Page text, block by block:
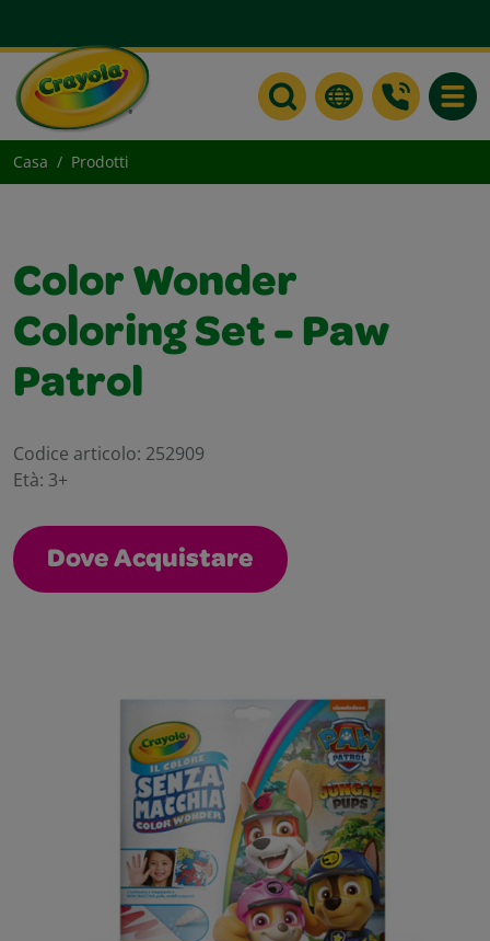
Casa Prodotti
Color Wonder
Coloring Set - Paw
Patrol
Codice articolo: 252909
Età: 3+
Dove Acquistare